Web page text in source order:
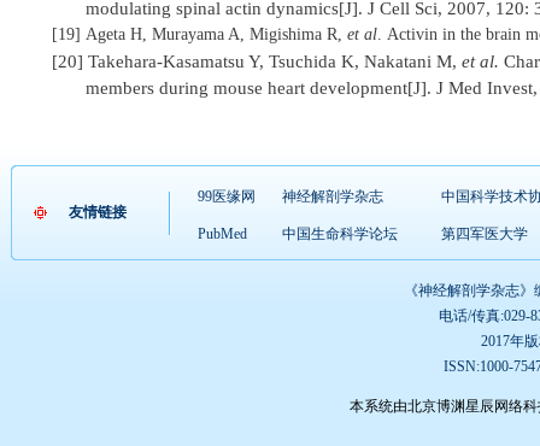
modulating spinal actin dynamics[J]. J Cell Sci, 2007, 120:
[19] Ageta H, Murayama A, Migishima R, et al. Activin in the brain
[20] Takehara-Kasamatsu Y, Tsuchida K, Nakatani M, et al.
members during mouse heart development[J]. J Med
友情链接
99医缘网 神经解剖学杂志 中国科学技术
PubMed 中国生命科学论坛 第四军医大学
《神经解剖学杂志
电话/传真:029-
2017年
ISSN:1000-
本系统由北京博渊星辰网络